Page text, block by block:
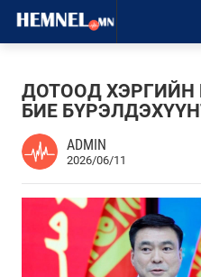
ДОТООД ХЭРГИЙН
БИЕ
ADMIN
2026/06/11